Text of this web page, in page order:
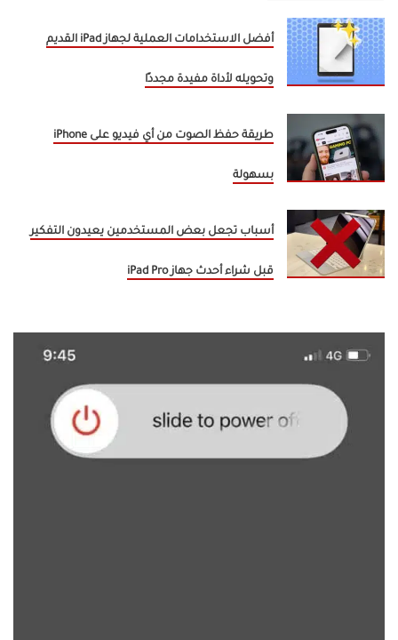
أفضل الاستخدامات العملية لجهاز iPad القديم
وتحويله لأداة مفيدة مجددًا
طريقة حفظ الصوت من أي فيديو على iPhone
بسهولة
أسباب تجعل بعض المستخدمين يعيدون التفكير
قبل شراء أحدث جهاز iPad Pro